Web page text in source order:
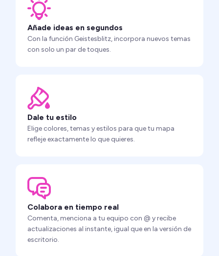
Añade ideas en segundos
Con la función Geistesblitz, incorpora nuevos temas
con solo un par de toques.
Dale tu estilo
Elige colores, temas y estilos para que tu mapa
refleje exactamente lo que quieres.
Colabora en tiempo real
Comenta, menciona a tu equipo con @ y recibe
actualizaciones al instante, igual que en la versión de
escritorio.